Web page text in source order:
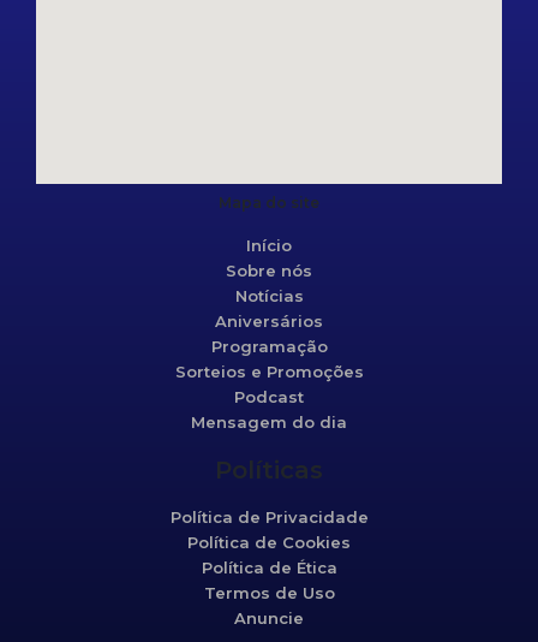
Mapa do site
Início
Sobre nós
Notícias
Aniversários
Programação
Sorteios e Promoções
Podcast
Mensagem do dia
Políticas
Política de Privacidade
Política de Cookies
Política de Ética
Termos de Uso
Anuncie